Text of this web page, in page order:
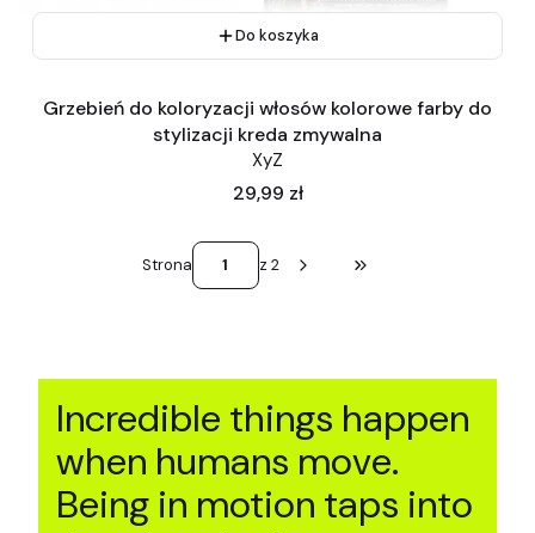
Do koszyka
Grzebień do koloryzacji włosów kolorowe farby do
stylizacji kreda zmywalna
XyZ
Cena
29,99 zł
Strona z 2 Przejdź do ostatniej
Incredible things happen
when humans move.
Being in motion taps into